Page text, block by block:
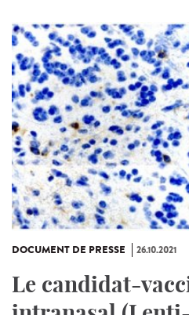
DOCUMENT DE PRESSE 26.10.2021
Le candidat-